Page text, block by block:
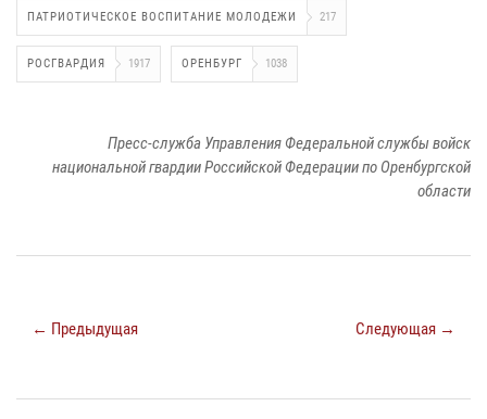
ПАТРИОТИЧЕСКОЕ ВОСПИТАНИЕ МОЛОДЕЖИ 217
РОСГВАРДИЯ 1917 ОРЕНБУРГ 1038
Пресс-служба Управления Федеральной службы войск
национальной гвардии Российской Федерации по Оренбургской
области
← Предыдущая Следующая →